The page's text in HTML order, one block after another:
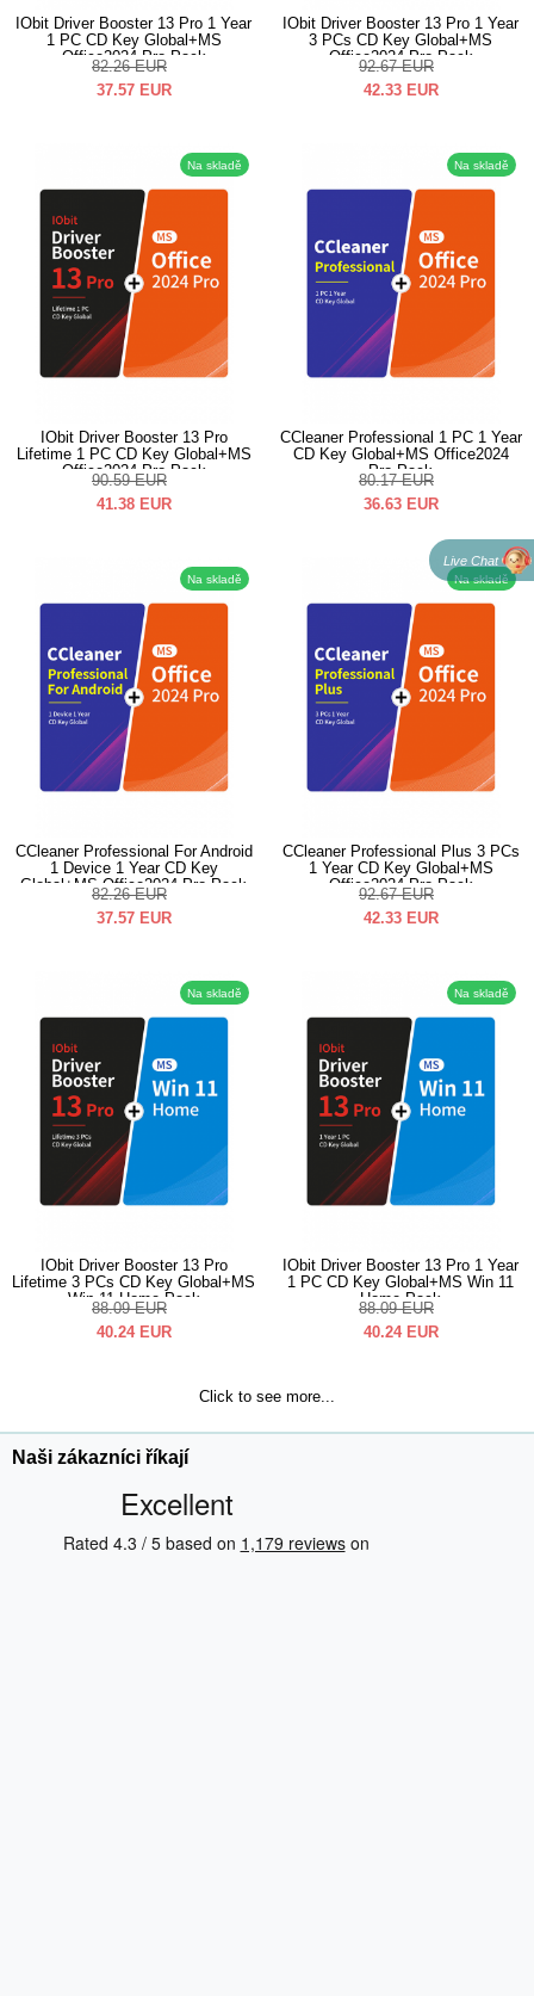
IObit Driver Booster 13 Pro 1 Year
1 PC CD Key Global+MS
Office2024 Pro Pack
82.26 EUR
37.57 EUR
IObit Driver Booster 13 Pro 1 Year
3 PCs CD Key Global+MS
Office2024 Pro Pack
92.67 EUR
42.33 EUR
Na skladě
IObit Driver Booster 13 Pro
Lifetime 1 PC CD Key Global+MS
Office2024 Pro Pack
90.59 EUR
41.38 EUR
Na skladě
CCleaner Professional 1 PC 1 Year
CD Key Global+MS Office2024
Pro Pack
80.17 EUR
36.63 EUR
Na skladě
CCleaner Professional For Android
1 Device 1 Year CD Key
Global+MS Office2024 Pro Pack
82.26 EUR
37.57 EUR
Na skladě
CCleaner Professional Plus 3 PCs
1 Year CD Key Global+MS
Office2024 Pro Pack
92.67 EUR
42.33 EUR
Na skladě
IObit Driver Booster 13 Pro
Lifetime 3 PCs CD Key Global+MS
Win 11 Home Pack
88.09 EUR
40.24 EUR
Na skladě
IObit Driver Booster 13 Pro 1 Year
1 PC CD Key Global+MS Win 11
Home Pack
88.09 EUR
40.24 EUR
Click to see more...
Naši zákazníci říkají
Live Chat